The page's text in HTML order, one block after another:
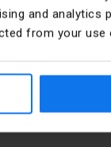
and analytics
from your